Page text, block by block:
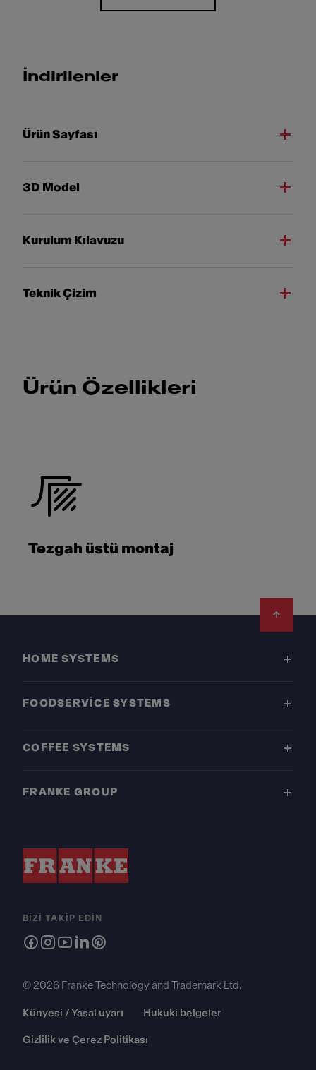
İndirilenler
Ürün Sayfası
3D Model
Kurulum Kılavuzu
Teknik Çizim
Ürün Özellikleri
Tezgah üstü montaj
HOME SYSTEMS
FOODSERVICE SYSTEMS
COFFEE SYSTEMS
FRANKE GROUP
BIZI TAKIP EDIN
© 2026 Franke Technology and Trademark Ltd.
Künyesi / Yasal uyarı Hukuki belgeler
Gizlilik ve Çerez Politikası